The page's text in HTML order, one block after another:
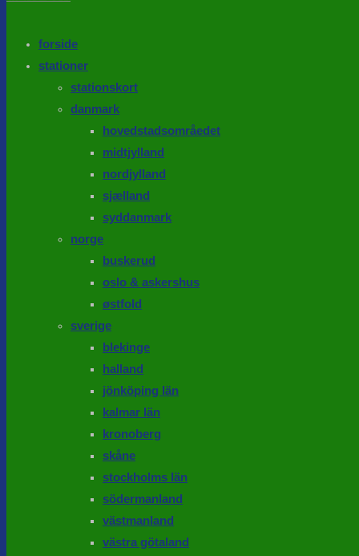
forside
stationer
stationskort
danmark
hovedstadsområedet
midtjylland
nordjylland
sjælland
syddanmark
norge
buskerud
oslo & askershus
østfold
sverige
blekinge
halland
jönköping län
kalmar län
kronoberg
skåne
stockholms län
södermanland
västmanland
västra götaland